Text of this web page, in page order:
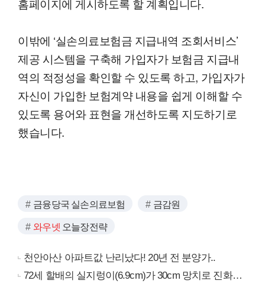
홈페이지에 게시하도록 할 계획입니다.
이밖에 ‘실손의료보험금 지급내역 조회서비스’
제공 시스템을 구축해 가입자가 보험금 지급내
역의 적정성을 확인할 수 있도록 하고, 가입자가
자신이 가입한 보험계약 내용을 쉽게 이해할 수
있도록 용어와 표현을 개선하도록 지도하기로
했습니다.
금융당국 실손의료보험 금감원
와우넷 오늘장전략
천안아산 아파트값 난리났다! 20년 전 분양가..
72세 할배의 실지렁이(6.9cm)가 30cm 망치로 진화…